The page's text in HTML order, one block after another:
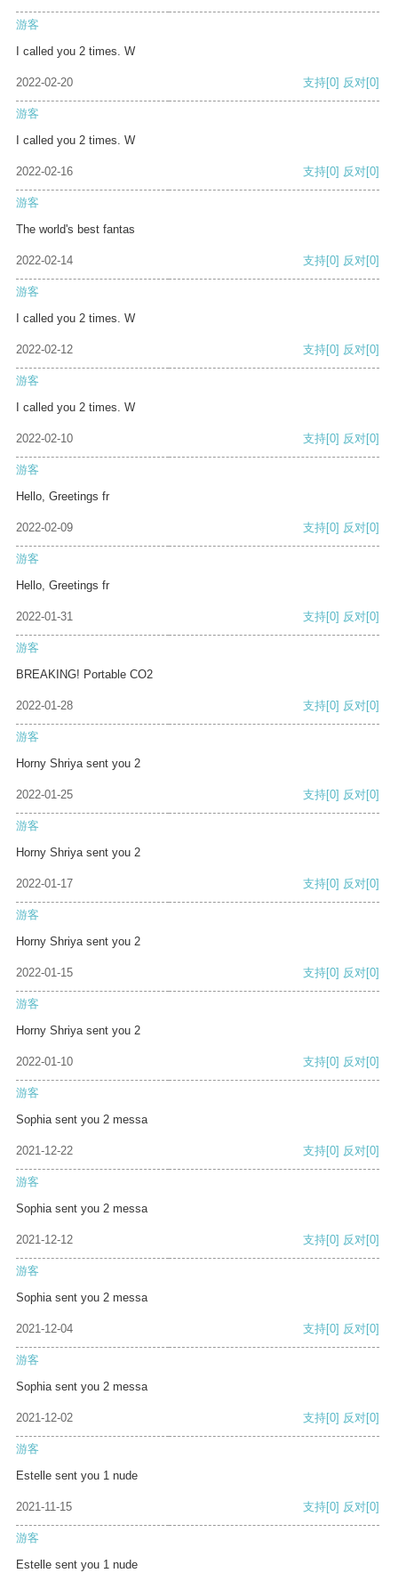
游客
I called you 2 times. W
2022-02-20 支持[0] 反对[0]
游客
I called you 2 times. W
2022-02-16 支持[0] 反对[0]
游客
The world's best fantas
2022-02-14 支持[0] 反对[0]
游客
I called you 2 times. W
2022-02-12 支持[0] 反对[0]
游客
I called you 2 times. W
2022-02-10 支持[0] 反对[0]
游客
Hello, Greetings fr
2022-02-09 支持[0] 反对[0]
游客
Hello, Greetings fr
2022-01-31 支持[0] 反对[0]
游客
BREAKING! Portable CO2
2022-01-28 支持[0] 反对[0]
游客
Horny Shriya sent you 2
2022-01-25 支持[0] 反对[0]
游客
Horny Shriya sent you 2
2022-01-17 支持[0] 反对[0]
游客
Horny Shriya sent you 2
2022-01-15 支持[0] 反对[0]
游客
Horny Shriya sent you 2
2022-01-10 支持[0] 反对[0]
游客
Sophia sent you 2 messa
2021-12-22 支持[0] 反对[0]
游客
Sophia sent you 2 messa
2021-12-12 支持[0] 反对[0]
游客
Sophia sent you 2 messa
2021-12-04 支持[0] 反对[0]
游客
Sophia sent you 2 messa
2021-12-02 支持[0] 反对[0]
游客
Estelle sent you 1 nude
2021-11-15 支持[0] 反对[0]
游客
Estelle sent you 1 nude